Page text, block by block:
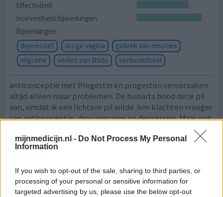
mijnmedicijn.nl - Do Not Process My Personal
Information
If you wish to opt-out of the sale, sharing to third parties, or
processing of your personal or sensitive information for
targeted advertising by us, please use the below opt-out
Effectiviteit
Hoeveelheid bijwerkingen
Bijwerkingen
depressief
droge vagina
gebrek aan emoties
migraine
verlies van libido vermoeidheid
anticonceptie met Progestin en progeston veroorzaken
altijd alleen maar problemen. De huisarts bood deze pil
aan, omdat ik een lichtere pil wilde. ivm klachten vroeger
van anticonceptie, dmv migraine en depressies. Maar ook
deze pil veroorzaakt veel lichamelijke en psychologische
klachten. Bijna altijd migraines, en gebrek aan goede
emoties en vooral negatieve emoties
geef mening 0 reacties